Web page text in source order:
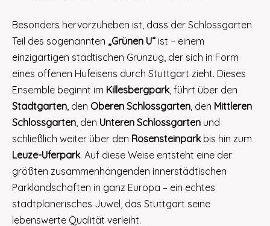
Besonders hervorzuheben ist, dass der Schlossgarten
Teil des sogenannten „Grünen U“ ist – einem
einzigartigen städtischen Grünzug, der sich in Form
eines offenen Hufeisens durch Stuttgart zieht. Dieses
Ensemble beginnt im Killesbergpark, führt über den
Stadtgarten, den Oberen Schlossgarten, den Mittleren
Schlossgarten, den Unteren Schlossgarten und
schließlich weiter über den Rosensteinparkbis hin zum
Leuze-Uferpark. Auf diese Weise entsteht eine der
größten zusammenhängenden innerstädtischen
Parklandschaften in ganz Europa – ein echtes
stadtplanerisches Juwel, das Stuttgart seine
lebenswerte Qualität verleiht.